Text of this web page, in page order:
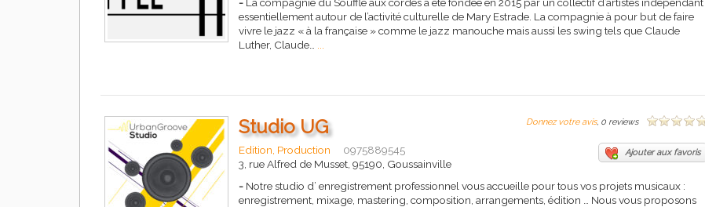
essentiellement autour de l’activité culturelle de Mary Estrade. La compagnie à pour but de faire
vivre le jazz « à la française » comme le jazz manouche mais aussi les swing tels que Claude
Luther, Claude…
Donnez votre avis, 0 reviews
Studio UG
Edition, Production Ajouter aux favoris
0975889545
3, rue Alfred de Musset, 95190, Goussainville
- Notre studio d’ enregistrement professionnel vous accueille pour tous vos projets musicaux :
enregistrement, mixage, mastering, composition, arrangements, édition … Nous vous proposons